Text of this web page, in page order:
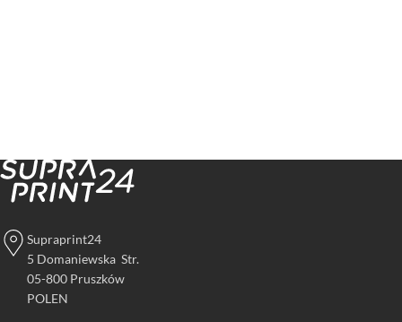
Supraprint24
5 Domaniewska Str.
05-800 Pruszków
POLEN